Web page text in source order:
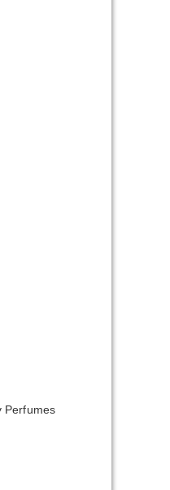
Perfumes